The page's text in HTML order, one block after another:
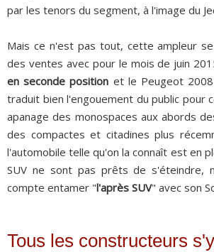
par les tenors du segment, à l'image du
Mais ce n'est pas tout, cette ampleur
des ventes avec pour le mois de juin
en seconde position et le Peugeot 2008
traduit bien l'engouement du public pour
apanage des monospaces aux abords
des compactes et citadines plus
l'automobile telle qu'on la connaît est en
SUV ne sont pas prêts de s'éteindre,
compte entamer "l'après SUV" avec son
Tous les constructeurs